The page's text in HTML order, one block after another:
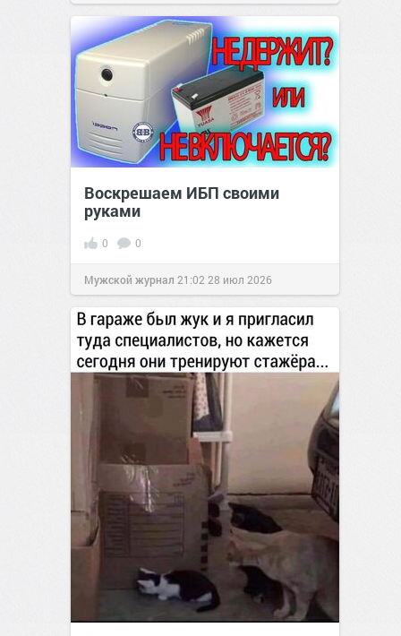
Воскрешаем ИБП своими
руками
0 0
Мужской журнал 21:02 28 июл 2026